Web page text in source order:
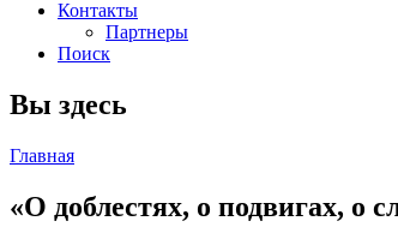
Контакты
Партнеры
Поиск
Вы здесь
Главная
«О доблестях, о подвигах, о